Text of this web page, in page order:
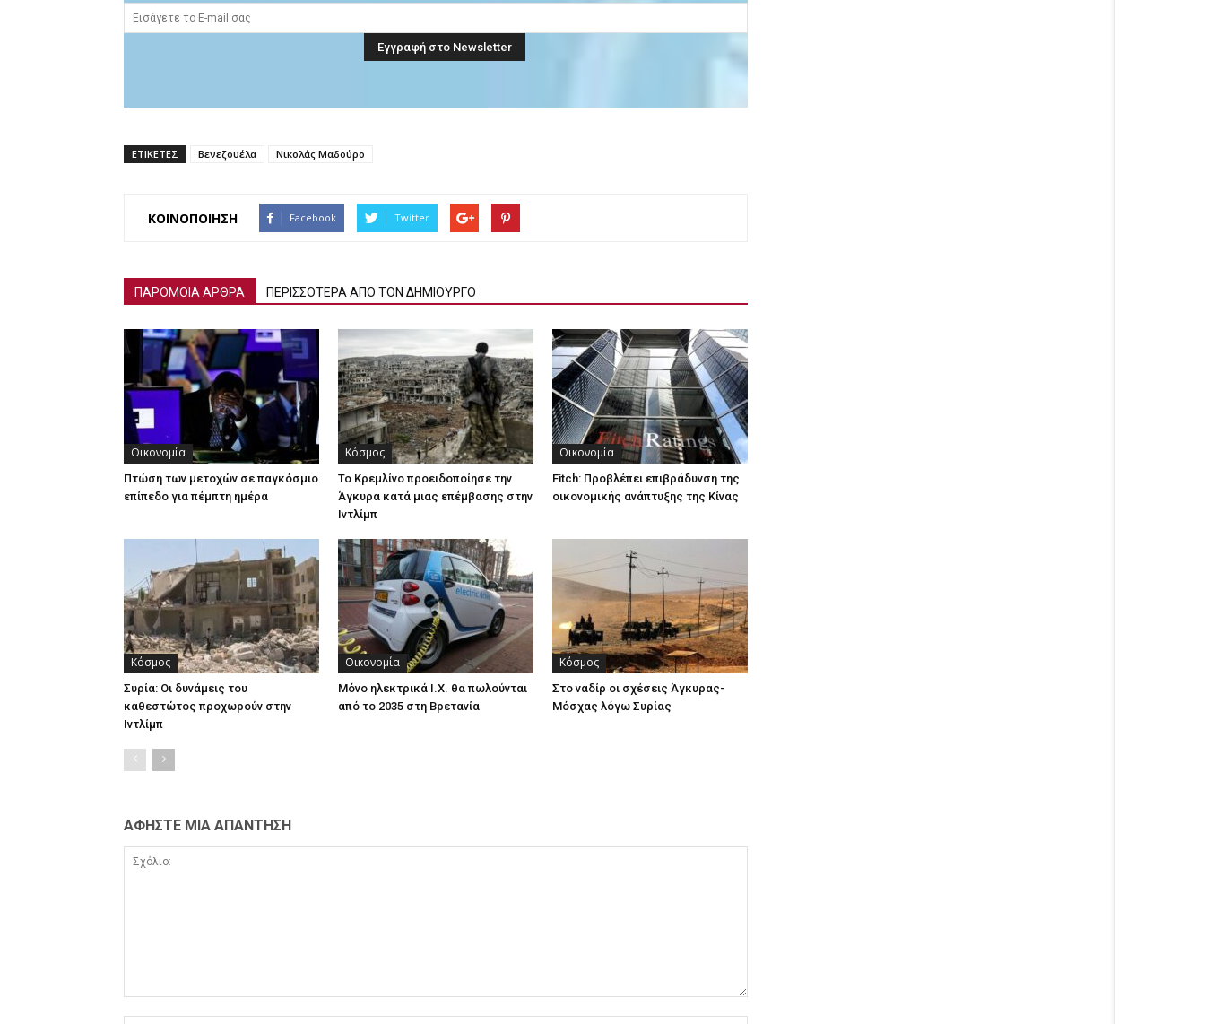
ΕΤΙΚΕΤΕΣ Βενεζουέλα Νικολάς Μαδούρο
ΚΟΙΝΟΠΟΙΗΣΗ Facebook Twitter
ΠΑΡΟΜΟΙΑ ΑΡΘΡΑ ΠΕΡΙΣΣΟΤΕΡΑ ΑΠΟ ΤΟΝ ΔΗΜΙΟΥΡΓΟ
Οικονομία
Πτώση των μετοχών σε παγκόσμιο
επίπεδο για πέμπτη ημέρα
Κόσμος
Το Κρεμλίνο προειδοποίησε την
Άγκυρα κατά μιας επέμβασης στην
Ιντλίμπ
Οικονομία
Fitch: Προβλέπει επιβράδυνση της
οικονομικής ανάπτυξης της Κίνας
Κόσμος
Συρία: Οι δυνάμεις του
καθεστώτος προχωρούν στην
Ιντλίμπ
Οικονομία
Μόνο ηλεκτρικά Ι.Χ. θα πωλούνται
από το 2035 στη Βρετανία
Κόσμος
Στο ναδίρ οι σχέσεις Άγκυρας-
Μόσχας λόγω Συρίας
ΑΦΗΣΤΕ ΜΙΑ ΑΠΑΝΤΗΣΗ